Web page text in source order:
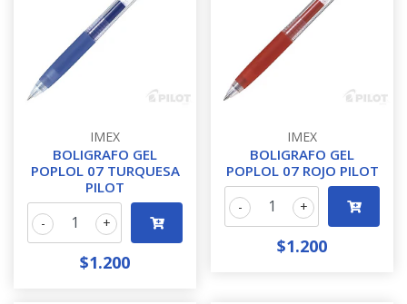
IMEX
BOLIGRAFO GEL
POPLOL 07 TURQUESA
PILOT
+
-
$1.200
IMEX
BOLIGRAFO GEL
POPLOL 07 ROJO PILOT
+
-
$1.200